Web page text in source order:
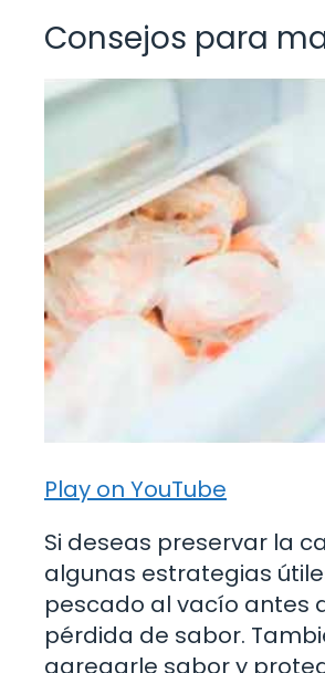
Consejos para
Play on YouTube
Si deseas preservar la
algunas estrategias
pescado al vacío antes
pérdida de sabor.
agregarle sabor y